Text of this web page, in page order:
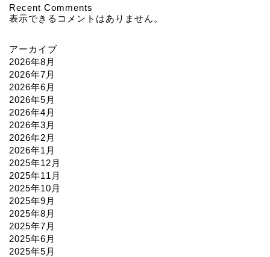
Recent Comments
表示できるコメントはありません。
アーカイブ
2026年8月
2026年7月
2026年6月
2026年5月
2026年4月
2026年3月
2026年2月
2026年1月
2025年12月
2025年11月
2025年10月
2025年9月
2025年8月
2025年7月
2025年6月
2025年5月